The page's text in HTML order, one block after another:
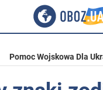
Pomoc Wojskowa Dla